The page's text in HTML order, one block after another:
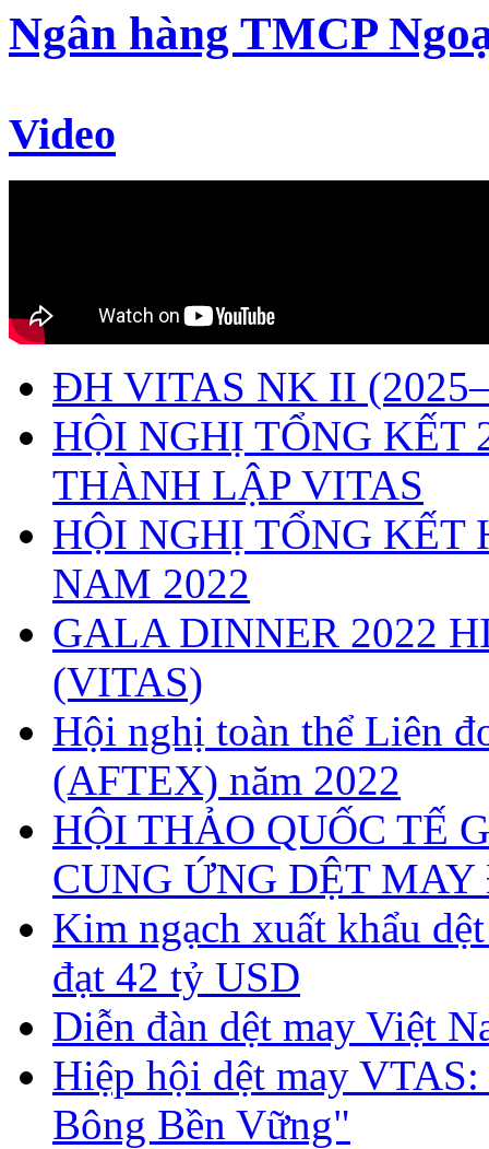
Ngân hàng TMCP
Video
ĐH VITAS NK II
HỘI NGHỊ TỔNG
THÀNH LẬP VITAS
HỘI NGHỊ TỔNG KẾT
NAM 2022
GALA DINNER 2022
(VITAS)
Hội nghị toàn thể Liên
(AFTEX) năm 2022
HỘI THẢO QUỐC TẾ
CUNG ỨNG DỆT
Kim ngạch xuất khẩu
đạt 42 tỷ USD
Diễn đàn dệt may Việt
Hiệp hội dệt may
Bông Bền Vững"